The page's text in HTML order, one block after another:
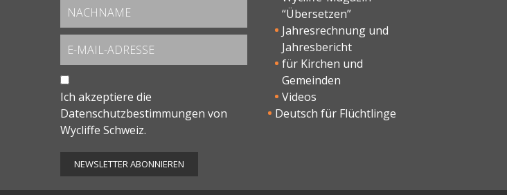
Ich akzeptiere die
Datenschutzbestimmungen von
Wycliffe Schweiz.
“Übersetzen”
Jahresrechnung und
Jahresbericht
für Kirchen und
Gemeinden
Videos
Deutsch für Flüchtlinge